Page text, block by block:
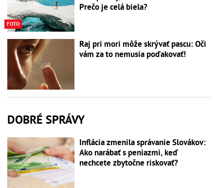
FOTO
Prečo je celá biela?
Raj pri mori môže skrývať pascu: Oči
vám za to nemusia poďakovať!
DOBRÉ SPRÁVY
Inflácia zmenila správanie Slovákov:
Ako narábať s peniazmi, keď
nechcete zbytočne riskovať?